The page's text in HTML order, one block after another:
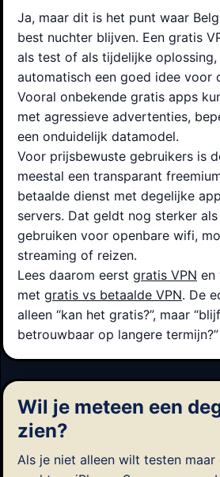
Ja, maar dit is het punt waar
best nuchter blijven. Een gratis
als test of als tijdelijke
automatisch een goed idee voor
Vooral onbekende gratis apps
met agressieve advertenties,
een onduidelijk datamodel.
Voor prijsbewuste gebruikers is
meestal een transparant
betaalde dienst met degelijke
servers. Dat geldt nog sterker
gebruiken voor openbare wifi,
streaming of reizen.
Lees daarom eerst gratis VPN en
met gratis vs betaalde VPN. De
alleen “kan het gratis?”, maar
betrouwbaar op langere termijn?”
Wil je meteen een
zien?
Als je niet alleen wilt testen